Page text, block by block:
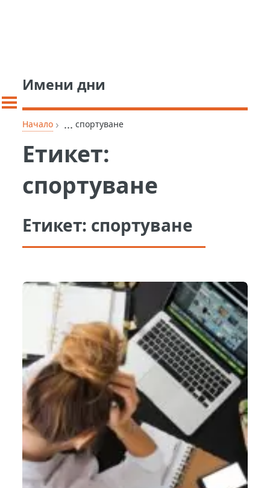
Имени дни
Начало › ... спортуване
Етикет:
спортуване
Етикет: спортуване